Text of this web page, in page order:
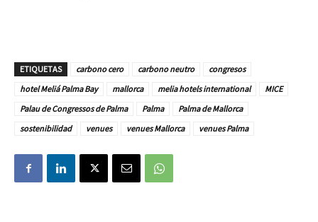
ETIQUETAS carbono cero carbono neutro
congresos
hotel Meliá Palma Bay
mallorca melia hotels international
MICE
Palau de Congressos de Palma
Palma
Palma de Mallorca
sostenibilidad
venues venues Mallorca venues Palma